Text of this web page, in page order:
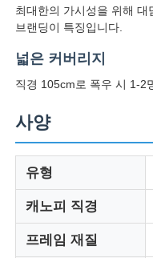
어린이용 우산
해변 우산
창의적인 우산
최대한의 가시성을 위해
브랜딩이 특징입니다.
넓은 커버리지
직경 105cm로 폭우 시 1-2
사양
유형
캐노피 직경
프레임 재질